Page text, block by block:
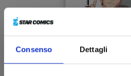
Consenso Dettagli